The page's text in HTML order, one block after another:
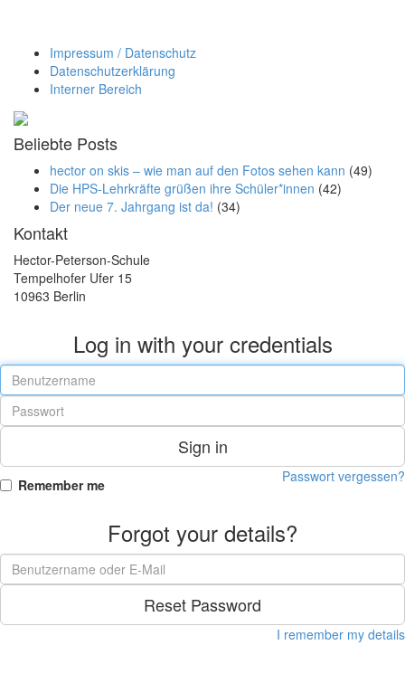
Impressum / Datenschutz
Datenschutzerklärung
Interner Bereich
Beliebte Posts
hector on skis – wie man auf den Fotos sehen kann (49)
Die HPS-Lehrkräfte grüßen ihre Schüler*innen (42)
Der neue 7. Jahrgang ist da! (34)
Kontakt
Hector-Peterson-Schule
Tempelhofer Ufer 15
10963 Berlin
Log in with your credentials
Sign in
Remember me Passwort vergessen?
Forgot your details?
Reset Password
I remember my details